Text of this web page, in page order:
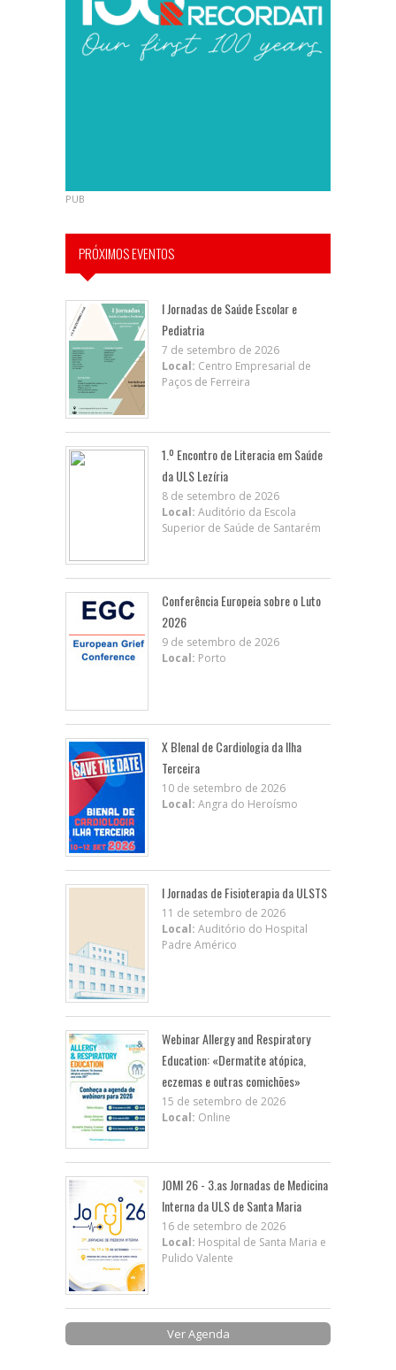
PUB
PRÓXIMOS EVENTOS
I Jornadas de Saúde Escolar e
Pediatria
7 de setembro de 2026
Local: Centro Empresarial de
Paços de Ferreira
1.º Encontro de Literacia em Saúde
da ULS Lezíria
8 de setembro de 2026
Local: Auditório da Escola
Superior de Saúde de Santarém
Conferência Europeia sobre o Luto
2026
9 de setembro de 2026
Local: Porto
X BIenal de Cardiologia da Ilha
Terceira
10 de setembro de 2026
Local: Angra do Heroísmo
I Jornadas de Fisioterapia da ULSTS
11 de setembro de 2026
Local: Auditório do Hospital
Padre Américo
Webinar Allergy and Respiratory
Education: «Dermatite atópica,
eczemas e outras comichões»
15 de setembro de 2026
Local: Online
JOMI 26 - 3.as Jornadas de Medicina
Interna da ULS de Santa Maria
16 de setembro de 2026
Local: Hospital de Santa Maria e
Pulido Valente
Ver Agenda